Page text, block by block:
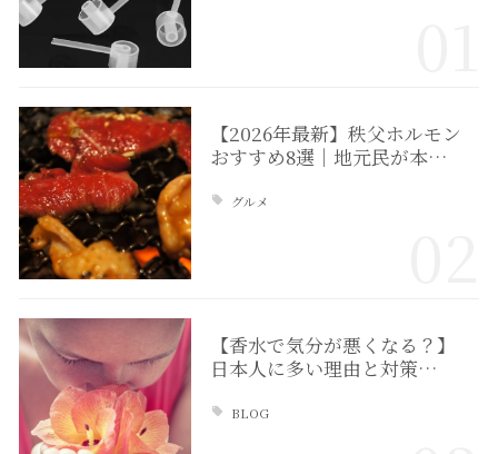
【2026年最新】秩父ホルモン
おすすめ8選｜地元民が本…
グルメ
【香水で気分が悪くなる？】
日本人に多い理由と対策…
BLOG